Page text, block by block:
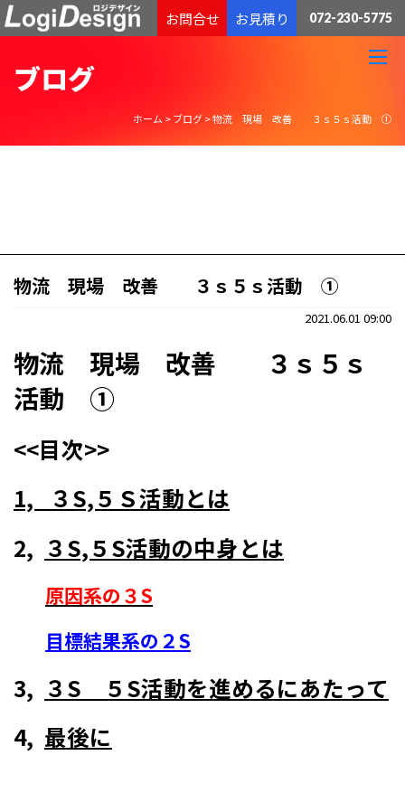
通販物流専門 低価格・発送代行のロジデザイン
お問合せ お見積り 072-230-5775
ブログ
ホーム >ブログ>物流 現場 改善 ３ｓ５ｓ活動 ①
物流 現場 改善 ３ｓ５ｓ活動 ①
2021.06.01 09:00
物流 現場 改善 ３ｓ５ｓ
活動 ①
<<目次>>
1,
３S,５Ｓ活動とは
2, ３S,５S活動の中身とは
原因系の３S
目標結果系の２S
3, ３S ５S活動を進めるにあたって
4, 最後に